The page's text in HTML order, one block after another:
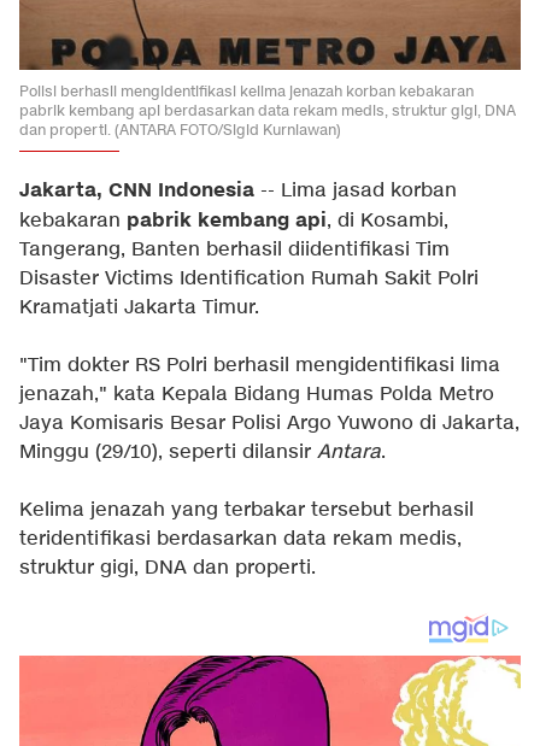
Polisi berhasil mengidentifikasi kelima jenazah korban kebakaran
pabrik kembang api berdasarkan data rekam medis, struktur gigi, DNA
dan properti. (ANTARA FOTO/Sigid Kurniawan)
Jakarta, CNN Indonesia -- Lima jasad korban
kebakaran pabrik kembang api, di Kosambi,
Tangerang, Banten berhasil diidentifikasi Tim
Disaster Victims Identification Rumah Sakit Polri
Kramatjati Jakarta Timur.
"Tim dokter RS Polri berhasil mengidentifikasi lima
jenazah," kata Kepala Bidang Humas Polda Metro
Jaya Komisaris Besar Polisi Argo Yuwono di Jakarta,
Minggu (29/10), seperti dilansir Antara.
Kelima jenazah yang terbakar tersebut berhasil
teridentifikasi berdasarkan data rekam medis,
struktur gigi, DNA dan properti.